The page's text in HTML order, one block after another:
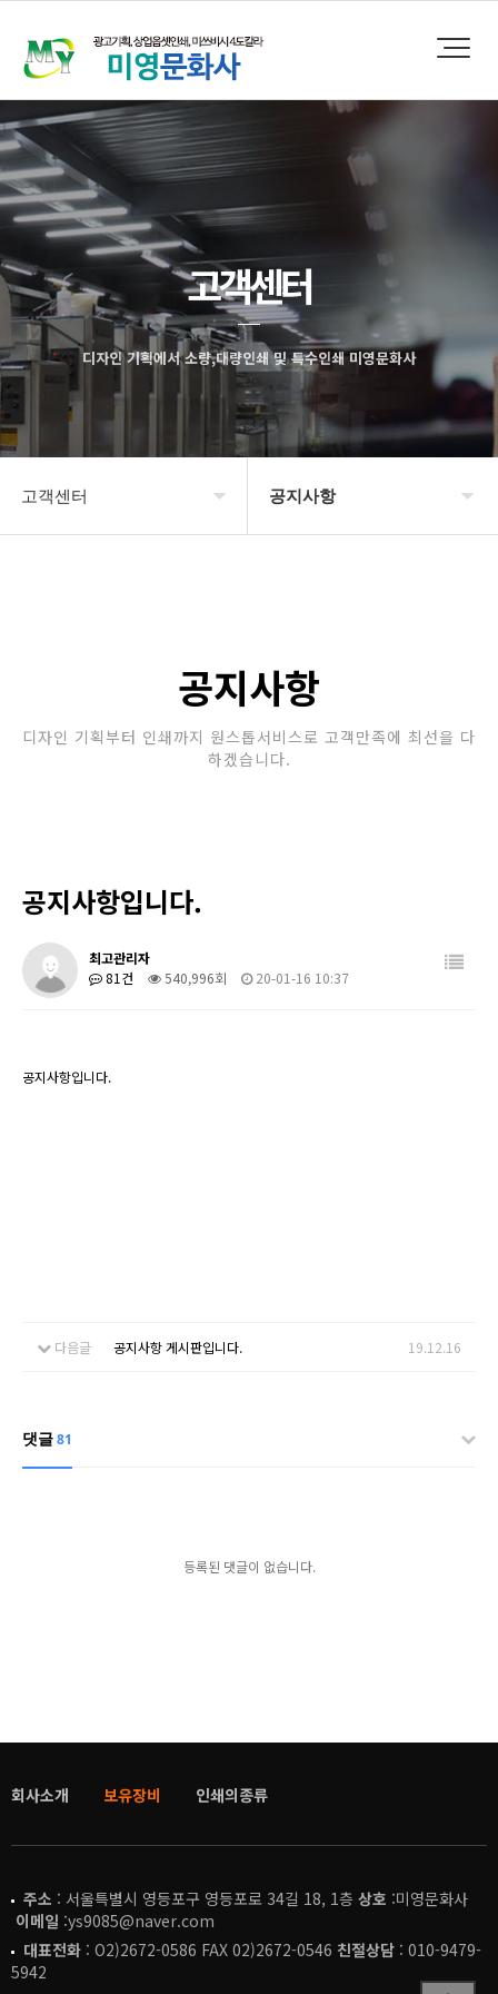
고객센터
디자인 기획에서 소량,대량인쇄 및 특수인쇄 미영문화사
고객센터 공지사항
공지사항
디자인 기획부터 인쇄까지 원스톱서비스로 고객만족에 최선을 다
하겠습니다.
공지사항입니다.
최고관리자
81건
540,996회 20-01-16 10:37
공지사항입니다.
다음글 공지사항 게시판입니다. 19.12.16
댓글81
등록된 댓글이 없습니다.
회사소개 보유장비 인쇄의종류
주소 : 서울특별시 영등포구 영등포로 34길 18, 1층 상호 :미영문화사
이메일 :ys9085@naver.com
대표전화 : O2)2672-0586 FAX 02)2672-0546 친절상담 : 010-9479-
5942